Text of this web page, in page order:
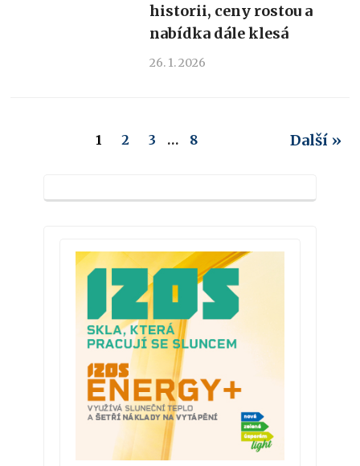
historii, ceny rostou a
nabídka dále klesá
26. 1. 2026
1 2 3 … 8 Další »